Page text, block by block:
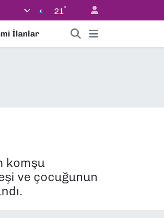
21°
İlanlar
komşu
ve çocuğunun